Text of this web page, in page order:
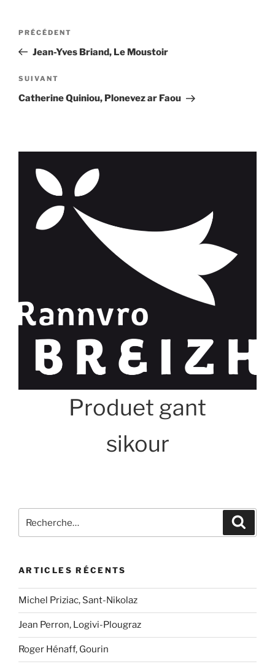
Navigation
l’article
Article
précédent
PRÉCÉDENT
Jean-Yves Briand, Le Moustoir
Article
suivant
SUIVANT
Catherine Quiniou, Plonevez ar Faou
Produet gant
sikour
pour
ARTICLES RÉCENTS
Michel Priziac, Sant-Nikolaz
Jean Perron, Logivi-Plougraz
Roger Hénaff, Gourin